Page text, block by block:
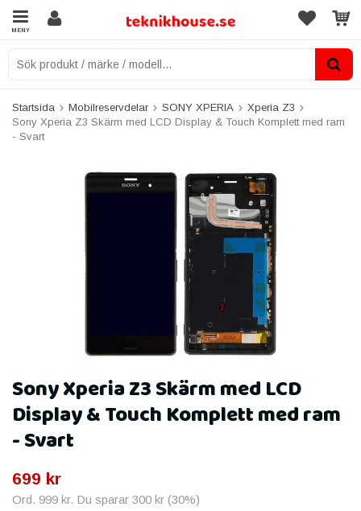
MENY
Startsida Mobilreservdelar SONY XPERIA
Xperia Z3
Sony Xperia Z3 Skärm med LCD Display & Touch Komplett med ram
- Svart
Sony Xperia Z3 Skärm med LCD
Display & Touch Komplett med ram
- Svart
699 kr
Ord. 999 kr. Du sparar 300 kr (30%)